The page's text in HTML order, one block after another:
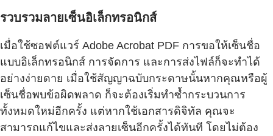
รวบรวมลายเซ็นอิเล็กทรอนิกส์
เมื่อใช้ซอฟต์แวร์ Adobe Acrobat PDF การขอให้เซ็นชื่อ
แบบอิเล็กทรอนิกส์ การจัดการ และการส่งไฟล์ก็จะทำได้
อย่างง่ายดาย เมื่อใช้สัญญาฉบับกระดาษนั้นหากคุณหรือผู้
เซ็นชื่อพบข้อผิดพลาด ก็จะต้องเริ่มทำซ้ำกระบวนการ
ทั้งหมดใหม่อีกครั้ง แต่หากใช้เอกสารดิจิทัล คุณจะ
สามารถแก้ไขและส่งลายเซ็นอีกครั้งได้ทันที โดยไม่ต้อง